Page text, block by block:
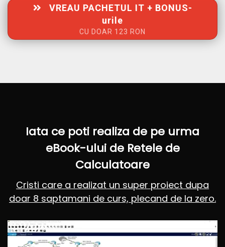
VREAU PACHETUL IT + BONUS-
urile
CU DOAR 123 RON
Iata ce poti realiza de pe urma
eBook-ului de Retele de
Calculatoare
Cristi care a realizat un super proiect dupa
doar 8 saptamani de curs, plecand de la zero.